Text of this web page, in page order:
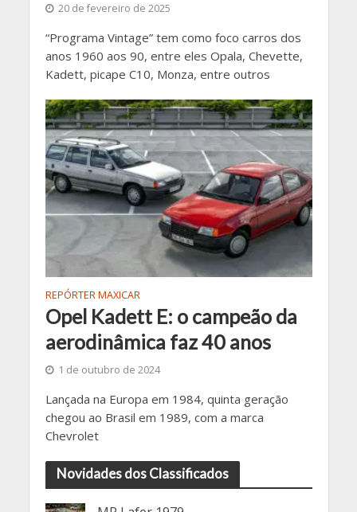
20 de fevereiro de 2025
“Programa Vintage” tem como foco carros dos
anos 1960 aos 90, entre eles Opala, Chevette,
Kadett, picape C10, Monza, entre outros
REPÓRTER MAXICAR
Opel Kadett E: o campeão da
aerodinâmica faz 40 anos
1 de outubro de 2024
Lançada na Europa em 1984, quinta geração
chegou ao Brasil em 1989, com a marca
Chevrolet
Novidades dos Classificados